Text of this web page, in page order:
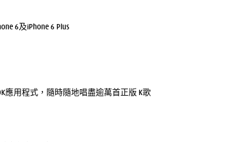
6及iPhone 6 Plus
應用程式，隨時隨地唱盡逾萬首正版 K歌